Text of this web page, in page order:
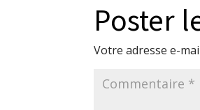
Poster
Votre adresse e-